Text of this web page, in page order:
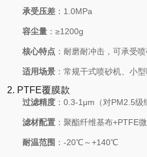
承受压差 ：1.0MPa
容尘量 ：≥1200g
核心特点 ：耐磨耐冲击，可承受
适用场景 ：常规干式喷砂机、小
2. PTFE覆膜款
过滤精度 ：0.3-1μm（对PM2.5级
滤材配置 ：聚酯纤维基布+PTFE
耐温范围 ：-20℃～+140℃